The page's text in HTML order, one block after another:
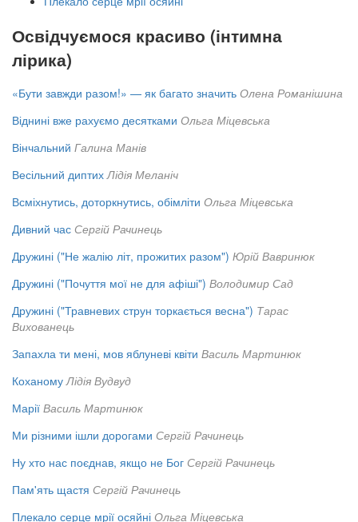
Освідчуємося красиво (інтимна
лірика)
«Бути завжди разом!» — як багато значить Олена Романішина
Віднині вже рахуємо десятками Ольга Міцевська
Вінчальний Галина Манів
Весільний диптих Лідія Меланіч
Всміхнутись, доторкнутись, обімліти Ольга Міцевська
Дивний час Сергій Рачинець
Дружині ("Не жалію літ, прожитих разом") Юрій Вавринюк
Дружині ("Почуття мої не для афіші") Володимир Сад
Дружині ("Травневих струн торкається весна") Тарас
Вихованець
Запахла ти мені, мов яблуневі квіти Василь Мартинюк
Коханому Лідія Вудвуд
Марії Василь Мартинюк
Ми різними ішли дорогами Сергій Рачинець
Ну хто нас поєднав, якщо не Бог Сергій Рачинець
Пам'ять щастя Сергій Рачинець
Плекало серце мрії осяйні Ольга Міцевська